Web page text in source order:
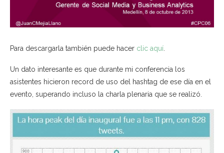
Para descargarla también puede hacer clic aquí
Un dato interesante es que durante mi conferencia los
asistentes hicieron record de uso del hashtag de ese día en el
evento, superando incluso la charla plenaria que se realizó.